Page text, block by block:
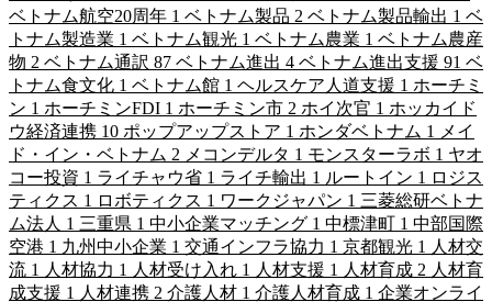
ベトナム航空20周年 1 ベトナム製品 2 ベトナム製品輸出 1 ベ
トナム製造業 1 ベトナム観光 1 ベトナム農業 1 ベトナム農産
物 2 ベトナム通訳 87 ベトナム進出 4 ベトナム進出支援 91 ベ
トナム食文化 1 ベトナム館 1 ヘルスケア人道支援 1 ホーチミ
ン 1 ホーチミンFDI 1 ホーチミン市 2 ホイ次官 1 ホッカイド
ウ経済連携 10 ポップアップストア 1 ホンダベトナム 1
メイ
ド・イン・ベトナム 2 メコンデルタ 1 モンスターラボ 1 ヤオ
コー投資 1 ライチャウ省 1 ライチ輸出 1 ルートイン 1 ロジス
ティクス 1 ロボティクス 1 ワークジャパン 1 三菱総研ベトナ
ム法人 1 三重県 1 中小企業マッチング 1 中標津町 1 中部国際
空港 1 九州中小企業 1 交通インフラ協力 1 京都観光 1 人材交
流 1 人材協力 1 人材受け入れ 1 人材支援 1 人材育成 2 人材育
成支援 1 人材連携 2 介護人材 1 介護人材育成 1 企業オンライ